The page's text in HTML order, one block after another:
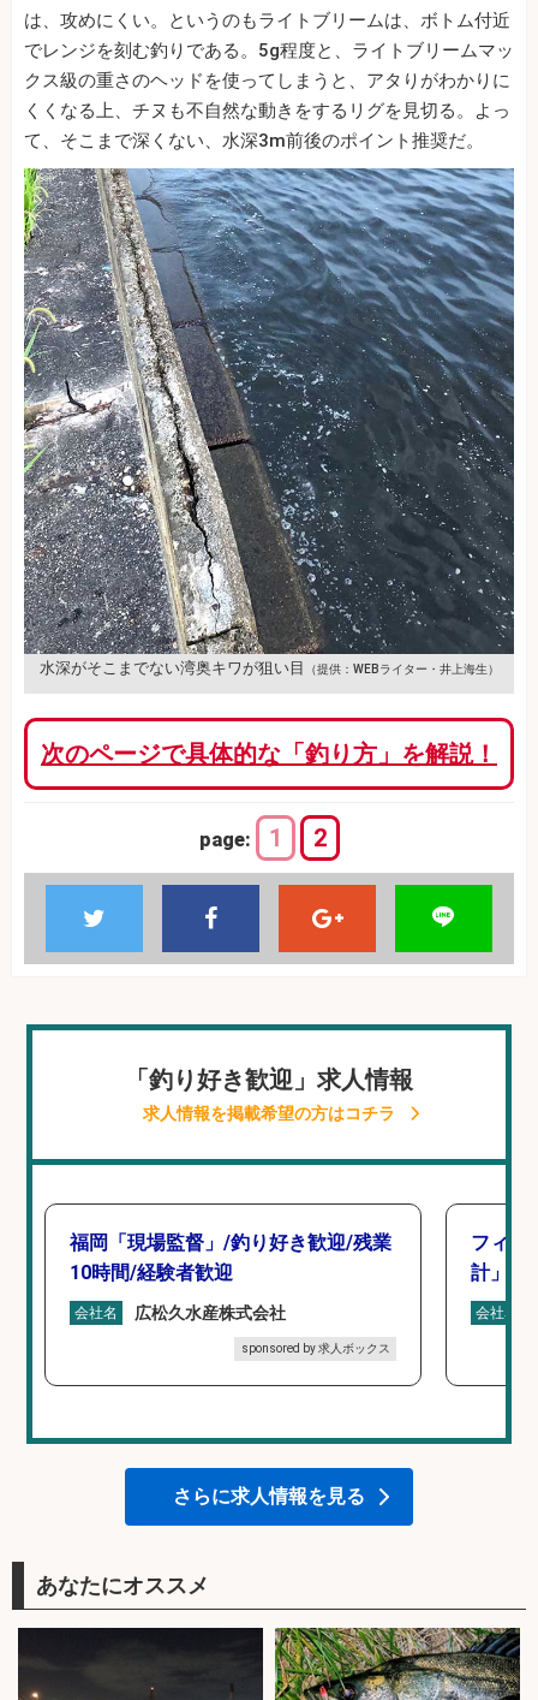
は、攻めにくい。というのもライトブリームは、ボトム付近
でレンジを刻む釣りである。5g程度と、ライトブリームマッ
クス級の重さのヘッドを使ってしまうと、アタりがわかりに
くくなる上、チヌも不自然な動きをするリグを見切る。よっ
て、そこまで深くない、水深3m前後のポイント推奨だ。
水深がそこまでない湾奥キワが狙い目 （提供：WEBライター・井上海生）
次のページで具体的な「釣り方」を解説！
page: 1 2
「釣り好き歓迎」求人情報
求人情報を掲載希望の方はコチラ
福岡「現場監督」/釣り好き歓迎/残業
10時間/経験者歓迎
会社名 広松久水産株式会社
sponsored by 求人ボックス
フィッ
計」
会社名
さらに求人情報を見る
あなたにオススメ